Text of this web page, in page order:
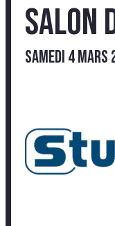
Salon
samedi 4 mars